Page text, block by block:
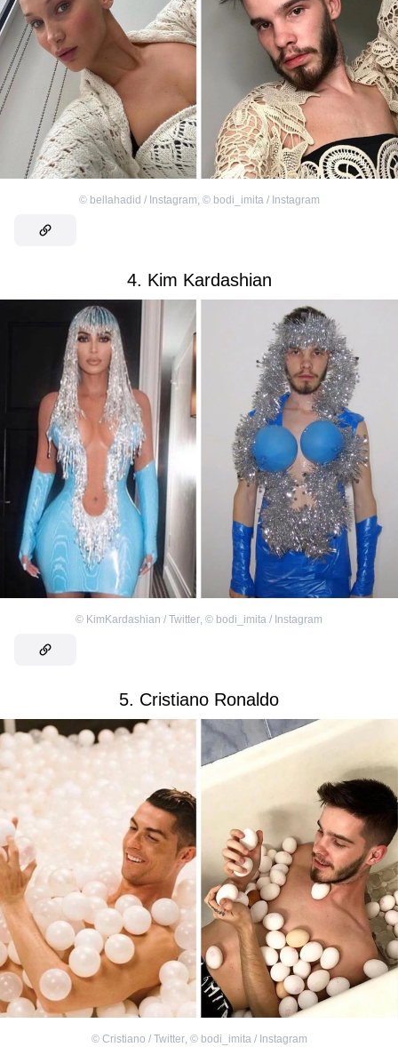
© bellahadid / Instagram © bodi_imita / Instagram
4. Kim Kardashian
© KimKardashian / Twitter © bodi_imita / Instagram
5. Cristiano Ronaldo
© Cristiano / Twitter, © bodi_imita / Instagram